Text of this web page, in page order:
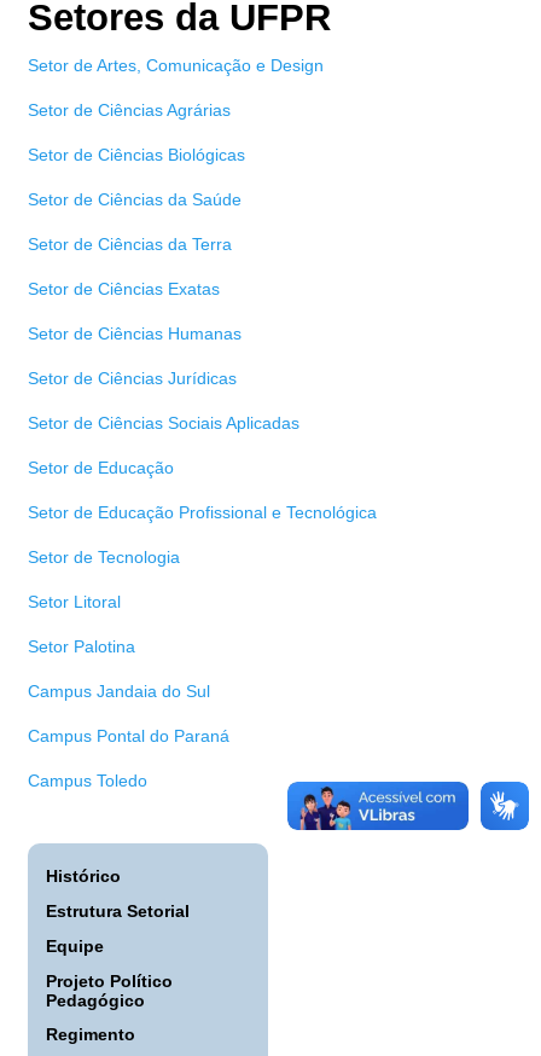
Setores da UFPR
Setor de Artes, Comunicação e Design
Setor de Ciências Agrárias
Setor de Ciências Biológicas
Setor de Ciências da Saúde
Setor de Ciências da Terra
Setor de Ciências Exatas
Setor de Ciências Humanas
Setor de Ciências Jurídicas
Setor de Ciências Sociais Aplicadas
Setor de Educação
Setor de Educação Profissional e Tecnológica
Setor de Tecnologia
Setor Litoral
Setor Palotina
Campus Jandaia do Sul
Campus Pontal do Paraná
Campus Toledo
Histórico
Estrutura Setorial
Equipe
Projeto Político
Pedagógico
Regimento